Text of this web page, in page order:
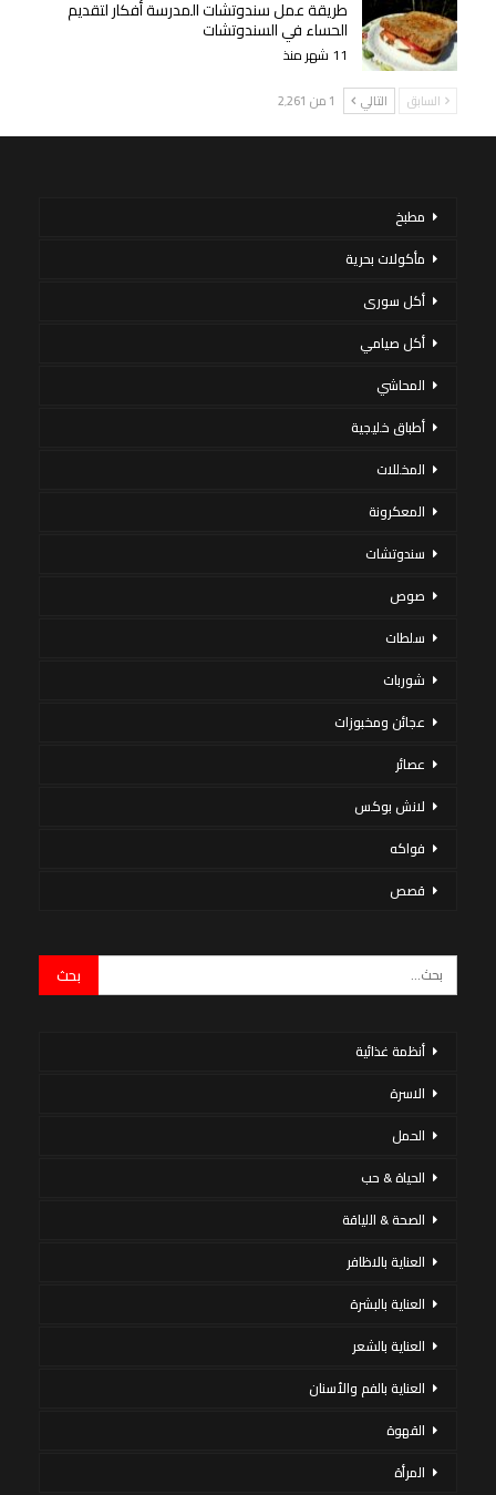
طريقة عمل سندوتشات المدرسة أفكار لتقديم
الحساء في السندوتشات
11 شهر منذ
السابق التالي 1 من 2٬261
مطبخ
مأكولات بحرية
أكل سورى
أكل صيامي
المحاشي
أطباق خليجية
المخللات
المعكرونة
سندوتشات
صوص
سلطات
شوربات
عجائن ومخبوزات
عصائر
لانش بوكس
فواكه
قصص
أنظمة غذائية
الاسرة
الحمل
الحياة & حب
الصحة & اللياقة
العناية بالاظافر
العناية بالبشرة
العناية بالشعر
العناية بالفم والأسنان
القهوة
المرأة